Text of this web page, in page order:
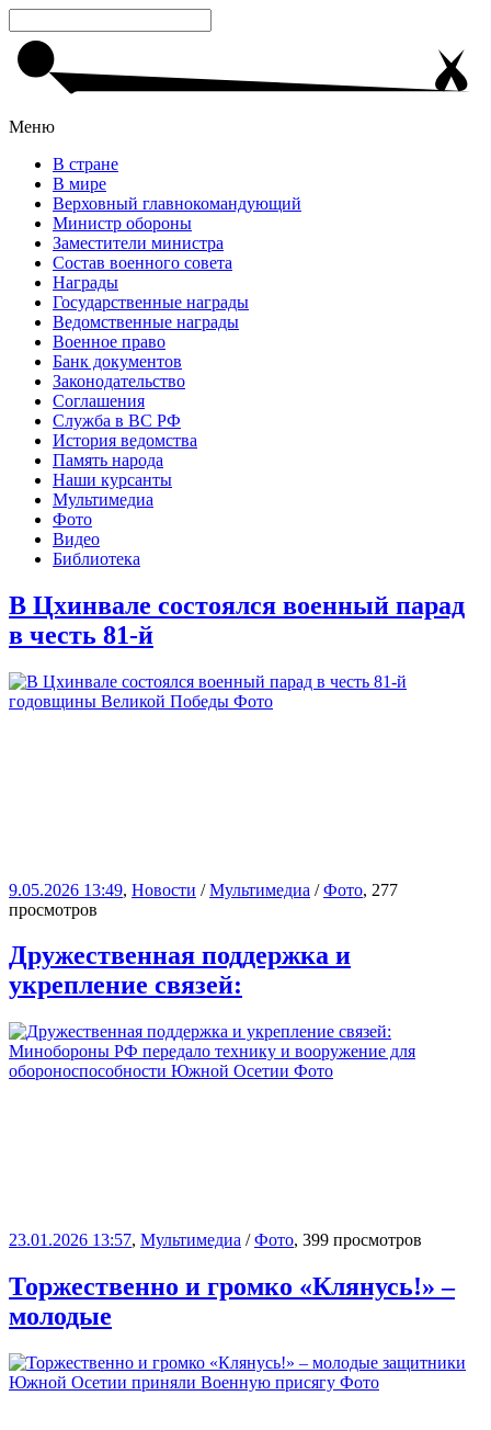
Меню
В стране
В мире
Верховный главнокомандующий
Министр обороны
Заместители министра
Состав военного совета
Награды
Государственные награды
Ведомственные награды
Военное право
Банк документов
Законодательство
Соглашения
Служба в ВС РФ
История ведомства
Память народа
Наши курсанты
Мультимедиа
Фото
Видео
Библиотека
В Цхинвале состоялся военный парад
в честь 81-й
9.05.2026 13:49, Новости /Мультимедиа /Фото, 277
просмотров
Дружественная поддержка и
укрепление связей:
23.01.2026 13:57, Мультимедиа /Фото, 399 просмотров
Торжественно и громко «Клянусь!» –
молодые